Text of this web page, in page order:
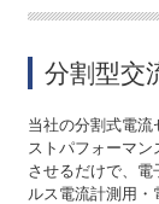
分割型交
当社の分割式電
ストパフォーマン
させるだけで、
ルス電流計測用・